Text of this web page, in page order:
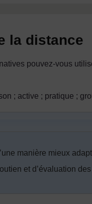
la distance
pouvez-vous
; active ; pratique ;
manière mieux
et d’évaluation